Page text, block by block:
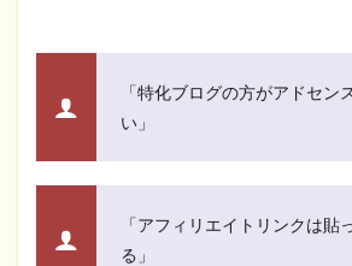
「特化ブログの方がアドセン
い」
「アフィリエイトリンクは貼
る 」